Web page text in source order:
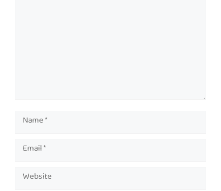
Name
Email
Website